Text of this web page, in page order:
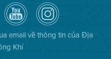
Kênh
YouTube
của
Địa
Hạt
Không
Khí
Air
District
on
Instagram
email về thông tin của Địa
Khí